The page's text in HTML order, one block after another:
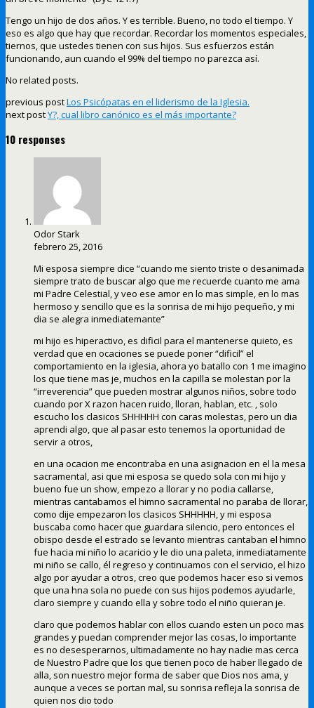
Tengo un hijo de dos años. Y es terrible. Bueno, no todo el tiempo. Y
eso es algo que hay que recordar. Recordar los momentos especiales,
tiernos, que ustedes tienen con sus hijos. Sus esfuerzos están
funcionando, aun cuando el 99% del tiempo no parezca así.
No related posts.
previous postLos Psicópatas en el liderismo de la Iglesia.
next postY?, cual libro canónico es el más importante?
10 responses
Odor Stark
febrero 25, 2016
Mi esposa siempre dice “cuando me siento triste o desanimada
siempre trato de buscar algo que me recuerde cuanto me ama
mi Padre Celestial, y veo ese amor en lo mas simple, en lo mas
hermoso y sencillo que es la sonrisa de mi hijo pequeño, y mi
dia se alegra inmediatemante”
mi hijo es hiperactivo, es dificil para el mantenerse quieto, es
verdad que en ocaciones se puede poner “dificil” el
comportamiento en la iglesia, ahora yo batallo con 1 me imagino
los que tiene mas je, muchos en la capilla se molestan por la
“irreverencia” que pueden mostrar algunos niños, sobre todo
cuando por X razon hacen ruido, lloran, hablan, etc. , solo
escucho los clasicos SHHHHH con caras molestas, pero un dia
aprendi algo, que al pasar esto tenemos la oportunidad de
servir a otros,
en una ocacion me encontraba en una asignacion en el la mesa
sacramental, asi que mi esposa se quedo sola con mi hijo y
bueno fue un show, empezo a llorar y no podia callarse,
mientras cantabamos el himno sacramental no paraba de llorar,
como dije empezaron los clasicos SHHHHH, y mi esposa
buscaba como hacer que guardara silencio, pero entonces el
obispo desde el estrado se levanto mientras cantaban el himno
fue hacia mi niño lo acaricio y le dio una paleta, inmediatamente
mi niño se callo, él regreso y continuamos con el servicio, el hizo
algo por ayudar a otros, creo que podemos hacer eso si vemos
que una hna sola no puede con sus hijos podemos ayudarle,
claro siempre y cuando ella y sobre todo el niño quieran je.
claro que podemos hablar con ellos cuando esten un poco mas
grandes y puedan comprender mejor las cosas, lo importante
es no desesperarnos, ultimadamente no hay nadie mas cerca
de Nuestro Padre que los que tienen poco de haber llegado de
alla, son nuestro mejor forma de saber que Dios nos ama, y
aunque a veces se portan mal, su sonrisa refleja la sonrisa de
quien nos dio todo